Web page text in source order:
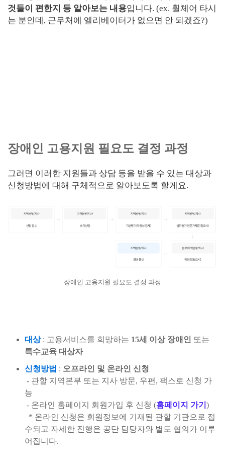
것들이 편한지 등 알아보는 내용입니다. (ex. 휠체어 타시
는 분인데, 근무처에 엘리베이터가 없으면 안 되겠죠?)
장애인 고용지원 필요도 결정 과정
그러면 이러한 지원들과 상담 등을 받을 수 있는 대상과
신청방법에 대해 구체적으로 알아보도록 할게요.
장애인 고용지원 필요도 결정 과정
대상: 고용서비스를 희망하는 15세 이상 장애인 또는
특수교육 대상자
신청방법 : 오프라인 및 온라인 신청
- 관할 지역본부 또는 지사 방문, 우편, 팩스로 신청 가
능
- 온라인 홈페이지 회원가입 후 신청 (홈페이지 가기 )
* 온라인 신청은 회원정보에 기재된 관할 기관으로 접
수되고 자세한 진행은 공단 담당자와 별도 협의가 이루
어집니다.